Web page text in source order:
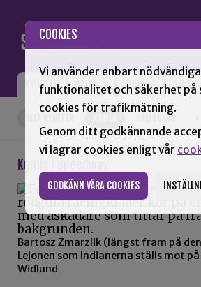
COOKIES
Vi använder enbart
funktionalitet och säkerhet på
cookies för trafikmätning.
Genom ditt godkännande
vi lagrar cookies enligt vår
GODKÄNN VÅRA COOKIES
NYHETER OPINION TIDNING OM SNN
HALLSBERG
Kumla / Speedway
Bartosz Zmarzlik (längst fram på
Lejonen som Indianerna ställs mot
Widlund